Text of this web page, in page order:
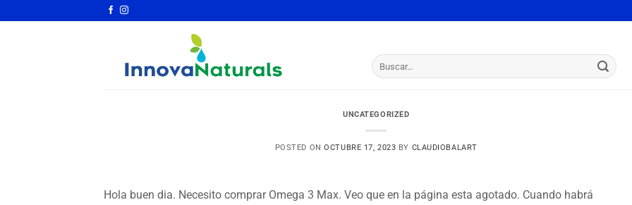
al
Buscar
por:
UNCATEGORIZED
POSTED ONOCTUBRE 17, 2023 BY CLAUDIOBALART
Hola buen dia. Necesito comprar Omega 3 Max. Veo que en la página esta agotado. Cuando habrá